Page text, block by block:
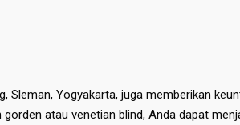
Sleman, Yogyakarta, juga memberikan
atau venetian blind, Anda dapat